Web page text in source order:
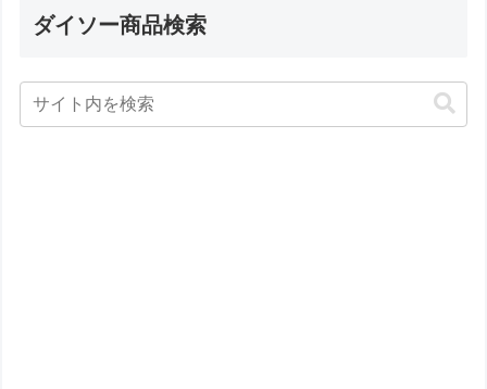
ダイソー商品検索